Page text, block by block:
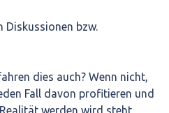
Diskussionen bzw.
dies auch? Wenn nicht,
Fall davon profitieren und
werden wird steht